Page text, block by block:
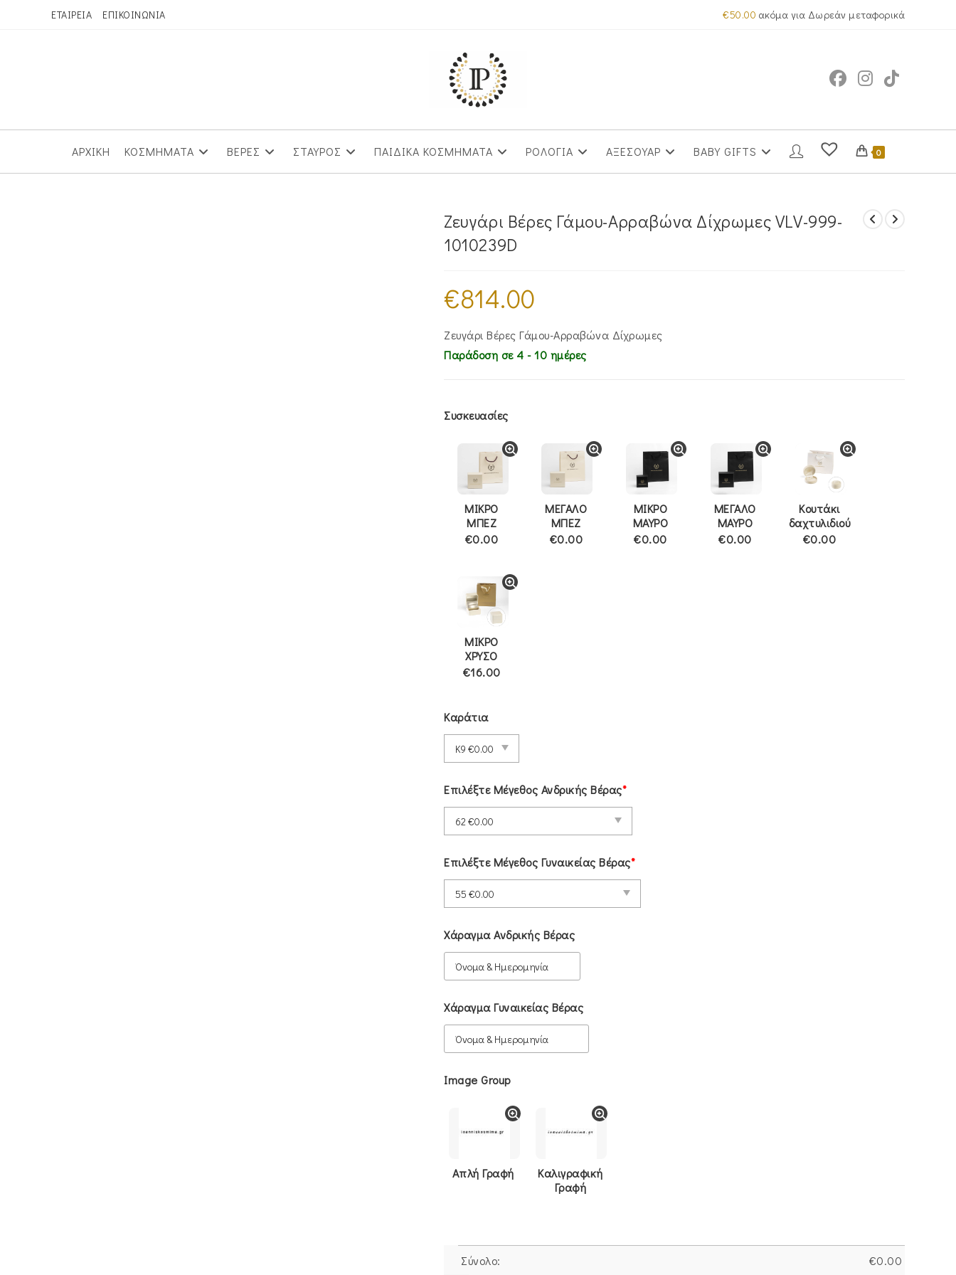
ΕΤΑΙΡΕΙΑ ΕΠΙΚΟΙΝΩΝΙΑ €50.00 ακόμα για Δωρεάν μεταφορικά
ΑΡΧΙΚΗ ΚΟΣΜΗΜΑΤΑ ΒΕΡΕΣ ΣΤΑΥΡΟΣ ΠΑΙΔΙΚΑ ΚΟΣΜΗΜΑΤΑ ΡΟΛΟΓΙΑ ΑΞΕΣΟΥΑΡ BABY GIFTS 0
Ζευγάρι Βέρες Γάμου-Αρραβώνα Δίχρωμες VLV-999-
1010239D
€814.00
Ζευγάρι Βέρες Γάμου-Αρραβώνα Δίχρωμες
Παράδοση σε 4 - 10 ημέρες
Συσκευασίες
ΜΙΚΡΟ
ΜΠΕΖ
€0.00
ΜΕΓΑΛΟ
ΜΠΕΖ
€0.00
ΜΙΚΡΟ
ΜΑΥΡΟ
€0.00
ΜΕΓΑΛΟ
ΜΑΥΡΟ
€0.00
Κουτάκι
δαχτυλιδιού
€0.00
ΜΙΚΡΟ
ΧΡΥΣΟ
€16.00
Καράτια
Επιλέξτε Μέγεθος Ανδρικής Βέρας*
Επιλέξτε Μέγεθος Γυναικείας Βέρας*
Χάραγμα Ανδρικής Βέρας
Χάραγμα Γυναικείας Βέρας
Image Group
Απλή Γραφή
Καλιγραφική
Γραφή
Σύνολο: €0.00